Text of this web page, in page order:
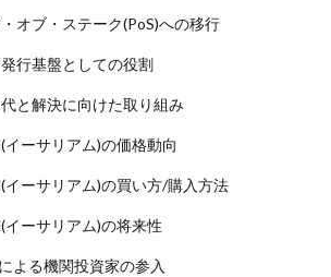
オブ・ステーク(PoS)への移行
発行基盤としての役割
と解決に向けた取り組み
ーサリアム)の価格動向
イーサリアム)の買い方/購入方法
イーサリアム)の将来性
よる機関投資家の参入